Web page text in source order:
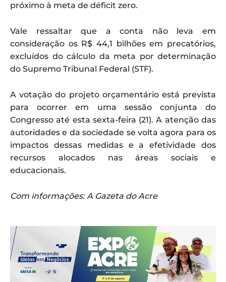
próximo à meta de déficit zero.
Vale ressaltar que a conta não leva em
consideração os R$ 44,1 bilhões em precatórios,
excluídos do cálculo da meta por determinação
do Supremo Tribunal Federal (STF).
A votação do projeto orçamentário está prevista
para ocorrer em uma sessão conjunta do
Congresso até esta sexta-feira (21). A atenção das
autoridades e da sociedade se volta agora para os
impactos dessas medidas e a efetividade dos
recursos alocados nas áreas sociais e
educacionais.
Com informações: A Gazeta do Acre